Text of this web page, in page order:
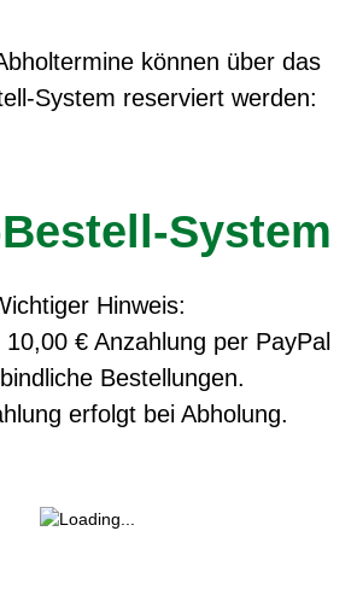
können über das
System reserviert werden:
System
Hinweis:
€ Anzahlung per PayPal
Bestellungen.
erfolgt bei Abholung.